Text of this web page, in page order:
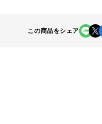
この商品をシェア